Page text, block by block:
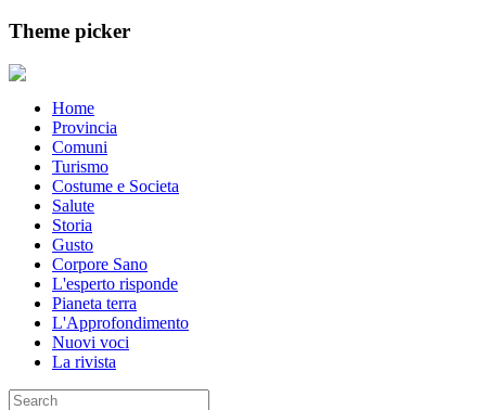
Theme picker
Home
Provincia
Comuni
Turismo
Costume e Societa
Salute
Storia
Gusto
Corpore Sano
L'esperto risponde
Pianeta terra
L'Approfondimento
Nuovi voci
La rivista